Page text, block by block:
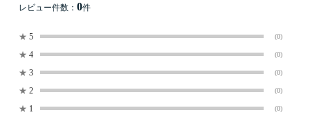
レビュー件数： 0件
★ 5 (0)
★ 4 (0)
★ 3 (0)
★ 2 (0)
★ 1 (0)